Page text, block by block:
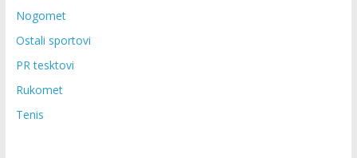
Nogomet
Ostali sportovi
PR tesktovi
Rukomet
Tenis